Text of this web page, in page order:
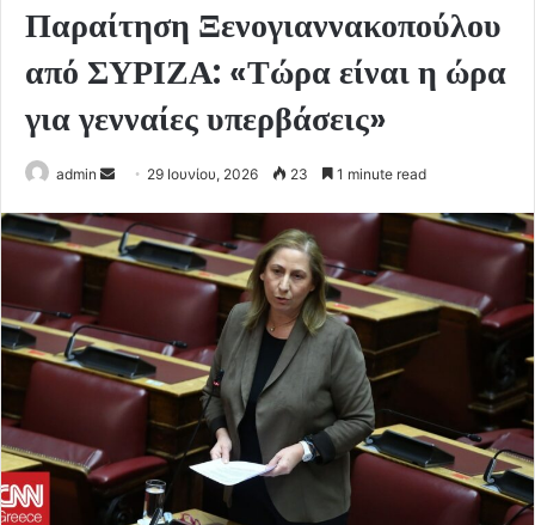
Παραίτηση Ξενογιαννακοπούλου
από ΣΥΡΙΖΑ: «Τώρα είναι η ώρα
για γενναίες υπερβάσεις»
admin
Send
email
29 Ιουνίου, 2026 23 1 minute read